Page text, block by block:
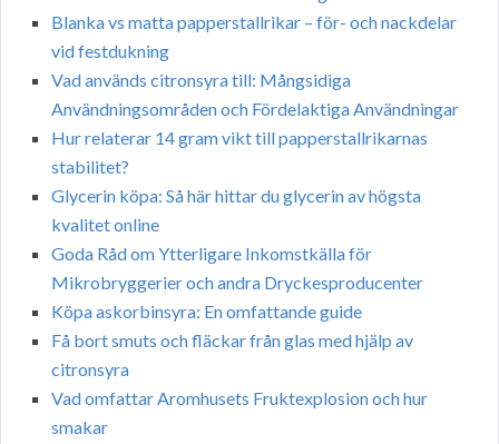
Blanka vs matta papperstallrikar – för- och nackdelar
vid festdukning
Vad används citronsyra till: Mångsidiga
Användningsområden och Fördelaktiga Användningar
Hur relaterar 14 gram vikt till papperstallrikarnas
stabilitet?
Glycerin köpa: Så här hittar du glycerin av högsta
kvalitet online
Goda Råd om Ytterligare Inkomstkälla för
Mikrobryggerier och andra Dryckesproducenter
Köpa askorbinsyra: En omfattande guide
Få bort smuts och fläckar från glas med hjälp av
citronsyra
Vad omfattar Aromhusets Fruktexplosion och hur
smakar